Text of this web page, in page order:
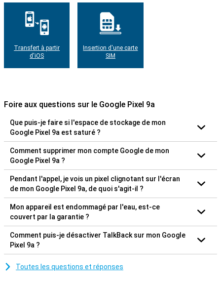
Transfert à partir
d'iOS
Insertion d'une carte
SIM
Foire aux questions sur le Google Pixel 9a
Que puis-je faire si l'espace de stockage de mon
Google Pixel 9a est saturé ?
Comment supprimer mon compte Google de mon
Google Pixel 9a ?
Pendant l'appel, je vois un pixel clignotant sur l'écran
de mon Google Pixel 9a, de quoi s'agit-il ?
Mon appareil est endommagé par l'eau, est-ce
couvert par la garantie ?
Comment puis-je désactiver TalkBack sur mon Google
Pixel 9a ?
Toutes les questions et réponses